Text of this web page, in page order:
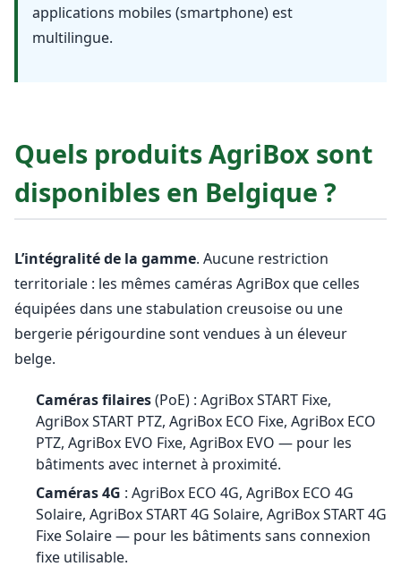
applications mobiles (smartphone) est
multilingue.
Quels produits AgriBox sont
disponibles en Belgique ?
L’intégralité de la gamme. Aucune restriction
territoriale : les mêmes caméras AgriBox que celles
équipées dans une stabulation creusoise ou une
bergerie périgourdine sont vendues à un éleveur
belge.
Caméras filaires(PoE) : AgriBox START Fixe,
AgriBox START PTZ, AgriBox ECO Fixe, AgriBox ECO
PTZ, AgriBox EVO Fixe, AgriBox EVO — pour les
bâtiments avec internet à proximité.
Caméras 4G : AgriBox ECO 4G, AgriBox ECO 4G
Solaire, AgriBox START 4G Solaire, AgriBox START 4G
Fixe Solaire — pour les bâtiments sans connexion
fixe utilisable.